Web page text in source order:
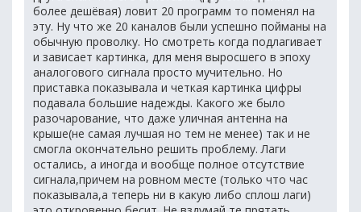
более дешёвая) ловит 20 программ то поменял на
эту. Ну что же 20 каналов были успешно пойманы на
обычную проволку. Но смотреть когда подлагивает
и зависает картинка, для меня выросшего в эпоху
аналогового сигнала просто мучительно. Но
приставка показывала и четкая картинка цифры
подавала большие надежды. Какого же было
разочарование, что даже уличная антенна на
крыше(не самая лучшая но тем не менее) так и не
смогла окончательно решить проблему. Лаги
остались, а иногда и вообще полное отсутствие
сигнала,причем на ровном месте (только что час
показывала,а теперь ни в какую либо сплош лаги)